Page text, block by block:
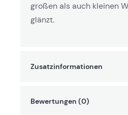
großen als auch kleinen
glänzt.
Zusatzinformationen
Bewertungen (0)